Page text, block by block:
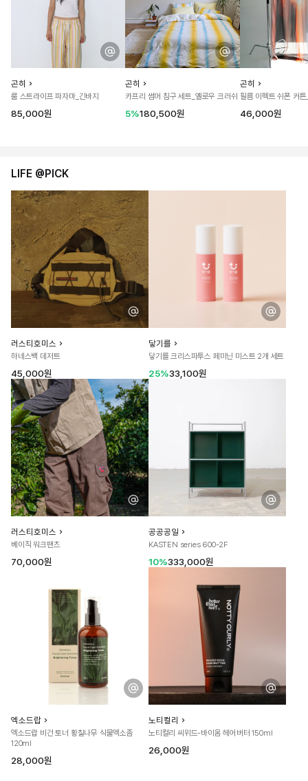
곤히
룸 스트라이프 파자마_긴바지
85,000원
곤히
카프리 썸머 침구 세트_옐로우 크러쉬
5%180,500원
곤히
필름 이펙트 쉬폰 커튼
46,000원
LIFE @PICK
러스티호미스
하네스백 데저트
45,000원
닿기를
닿기를 크리스파투스 페미닌 미스트 2개 세트
25%33,100원
러스티호미스
베이직 워크팬츠
70,000원
공공공일
KASTEN series 600-2F
10%333,000원
엑소드랍
엑소드랍 비건 토너 황칠나무 식물엑소좀
120ml
28,000원
노티컬리
노티컬리 씨위드-바이옴 헤어버터 150ml
26,000원